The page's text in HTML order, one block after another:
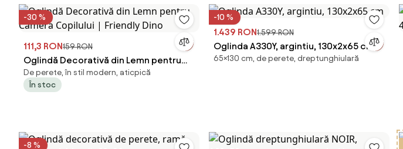
-30 %
111,3 RON159 RON
Oglindă Decorativă din Lemn pentru
Camera Copilului | Friendly Dino
De perete, în stil modern, aticpică
În stoc
-10 %
1.439 RON1.599 RON
Oglinda A330Y, argintiu, 130x2x65 cm
65×130 cm, de perete, dreptunghiulară
-8 %